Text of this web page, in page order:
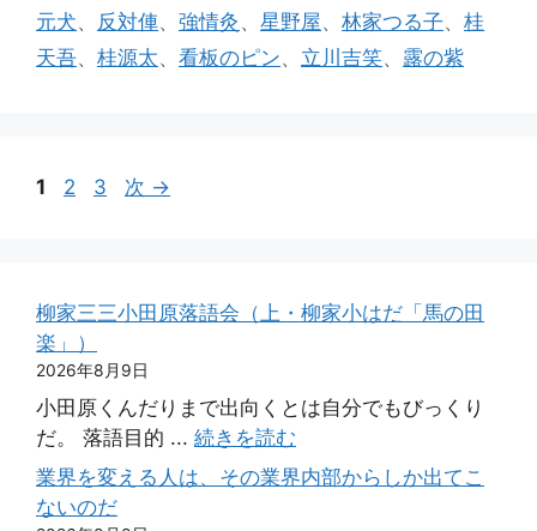
リ
ー
グ
元犬、 反対俥、 強情灸 、 星野屋、 林家つる子、 桂
天吾、 桂源太、 看板のピン、 立川吉笑、 露の紫
ペ
1
ペ
2
ペ
3 次 →
柳家三三小田原落語会（上・柳家小はだ「馬の田
楽」）
2026年8月9日
小田原くんだりまで出向くとは自分でもびっくり
だ。 落語目的 ... 続きを読む
業界を変える人は、その業界内部からしか出てこ
ないのだ